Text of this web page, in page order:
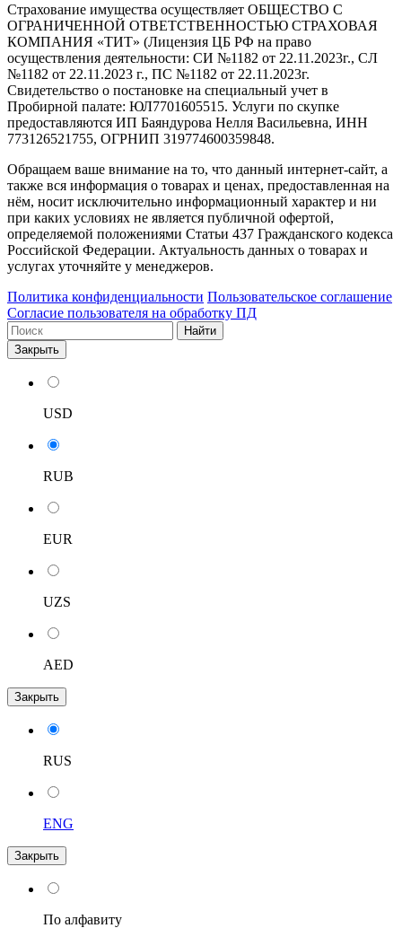
Страхование имущества осуществляет ОБЩЕСТВО С
ОГРАНИЧЕННОЙ ОТВЕТСТВЕННОСТЬЮ СТРАХОВАЯ
КОМПАНИЯ «ТИТ» (Лицензия ЦБ РФ на право
осуществления деятельности: СИ №1182 от 22.11.2023г., СЛ
№1182 от 22.11.2023 г., ПС №1182 от 22.11.2023г.
Свидетельство о постановке на специальный учет в
Пробирной палате: ЮЛ7701605515. Услуги по скупке
предоставляются ИП Баяндурова Нелля Васильевна, ИНН
773126521755, ОГРНИП 319774600359848.
Обращаем ваше внимание на то, что данный интернет-сайт, а
также вся информация о товарах и ценах, предоставленная на
нём, носит исключительно информационный характер и ни
при каких условиях не является публичной офертой,
определяемой положениями Статьи 437 Гражданского кодекса
Российской Федерации. Актуальность данных о товарах и
услугах уточняйте у менеджеров.
Политика конфиденциальности Пользовательское соглашение
Согласие пользователя на обработку ПД
Найти
Закрыть
USD
RUB
EUR
UZS
AED
Закрыть
RUS
ENG
Закрыть
По алфавиту